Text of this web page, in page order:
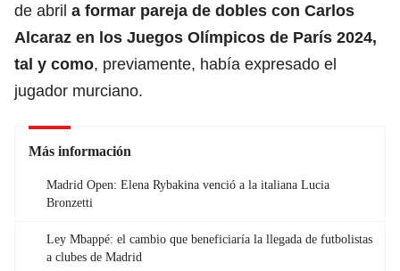
de abril a formar pareja de dobles con Carlos
Alcaraz en los Juegos Olímpicos de París 2024,
tal y como, previamente, había expresado el
jugador murciano.
Más información
Madrid Open: Elena Rybakina venció a la italiana Lucia
Bronzetti
Ley Mbappé: el cambio que beneficiaría la llegada de futbolistas
a clubes de Madrid